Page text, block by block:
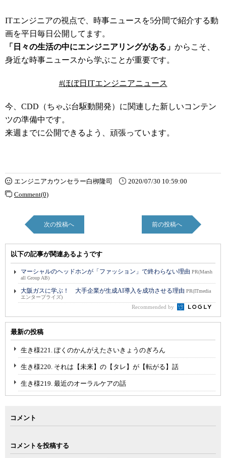
ITエンジニアの視点で、時事ニュースを5分間で紹介する動
画を平日毎日公開してます。
「日々の生活の中にエンジニアリングがある」 からこそ、
身近な時事ニュースから学ぶことが重要です。
#ほぼ日ITエンジニアニュース
今、CDD（ちゃぶ台駆動開発）に関連した新しいコンテン
ツの準備中です。
来週までに公開できるよう、頑張っています。
エンジニアカウンセラー白栁隆司
2020/07/30 10:59:00
Comment(0)
次の投稿へ 前の投稿へ
以下の記事が関連あるようです
マーシャルのヘッドホンが「ファッション」で終わらない理由 PR(Marsh
all Group AB)
大阪ガスに学ぶ！ 大手企業が生成AI導入を成功させる理由 PR(ITmedia
エンタープライズ)
Recommended by
最新の投稿
生き様221. ぼくのかんがえたさいきょうのぎろん
生き様220. それは【未来】の【タレ】が【転がる】話
生き様219. 最近のオーラルケアの話
コメント
コメントを投稿する